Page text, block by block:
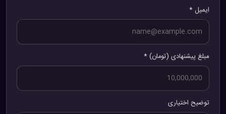
ایمیل *
مبلغ پیشنهادی (تومان) *
توضیح اختیاری